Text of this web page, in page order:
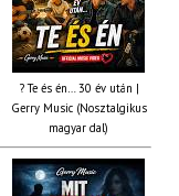
? Te és én… 30 év után |
Gerry Music (Nosztalgikus
magyar dal)